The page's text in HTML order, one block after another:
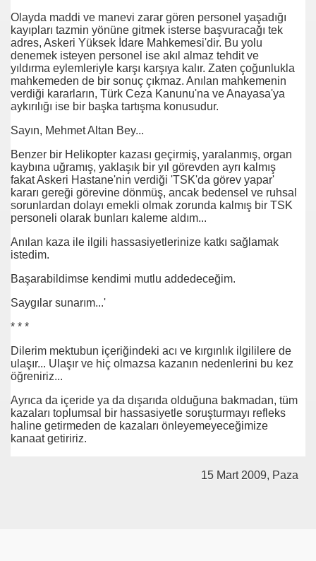
Olayda maddi ve manevi zarar gören personel yaşadığı
kayıpları tazmin yönüne gitmek isterse başvuracağı tek
adres, Askeri Yüksek İdare Mahkemesi'dir. Bu yolu
denemek isteyen personel ise akıl almaz tehdit ve
yıldırma eylemleriyle karşı karşıya kalır. Zaten çoğunlukla
mahkemeden de bir sonuç çıkmaz. Anılan mahkemenin
verdiği kararların, Türk Ceza Kanunu'na ve Anayasa'ya
aykırılığı ise bir başka tartışma konusudur.
Sayın, Mehmet Altan Bey...
Benzer bir Helikopter kazası geçirmiş, yaralanmış, organ
kaybına uğramış, yaklaşık bir yıl görevden ayrı kalmış
fakat Askeri Hastane'nin verdiği 'TSK'da görev yapar'
kararı gereği görevine dönmüş, ancak bedensel ve ruhsal
sorunlardan dolayı emekli olmak zorunda kalmış bir TSK
personeli olarak bunları kaleme aldım...
Anılan kaza ile ilgili hassasiyetlerinize katkı sağlamak
istedim.
Başarabildimse kendimi mutlu addedeceğim.
Saygılar sunarım...'
* * *
Dilerim mektubun içeriğindeki acı ve kırgınlık ilgililere de
ulaşır... Ulaşır ve hiç olmazsa kazanın nedenlerini bu kez
öğreniriz...
Ayrıca da içeride ya da dışarıda olduğuna bakmadan, tüm
kazaları toplumsal bir hassasiyetle soruşturmayı refleks
haline getirmeden de kazaları önleyemeyeceğimize
kanaat getiririz.
15 Mart 2009, Paza
Ordumuz
İnek